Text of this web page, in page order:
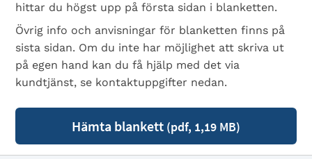
hittar du högst upp på första sidan i blanketten.
Övrig info och anvisningar för blanketten finns på
sista sidan. Om du inte har möjlighet att skriva ut
på egen hand kan du få hjälp med det via
kundtjänst, se kontaktuppgifter nedan.
Hämta blankett (pdf, 1,19 MB)